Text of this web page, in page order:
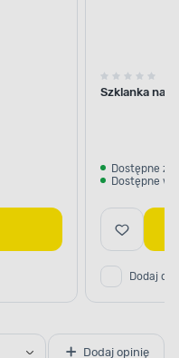
Szklanka na
Dostępne z
Dostępne w
Dodaj do
Dodaj opinię